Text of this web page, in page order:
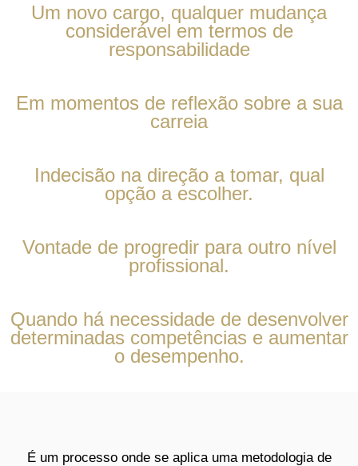
Um novo cargo, qualquer mudança
considerável em termos de
responsabilidade
Em momentos de reflexão sobre a sua
carreia
Indecisão na direção a tomar, qual
opção a escolher.
Vontade de progredir para outro nível
profissional.
Quando há necessidade de desenvolver
determinadas competências e aumentar
o desempenho.
É um processo onde se aplica uma metodologia de